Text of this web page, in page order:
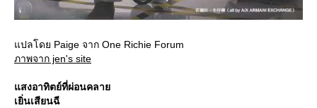
ปลโดย Paige จาก One Richie Forum
ภาพจาก jen's site
สงอาทิตย์ที่ผ่อนคลา
เยิ่นเสียนฉี